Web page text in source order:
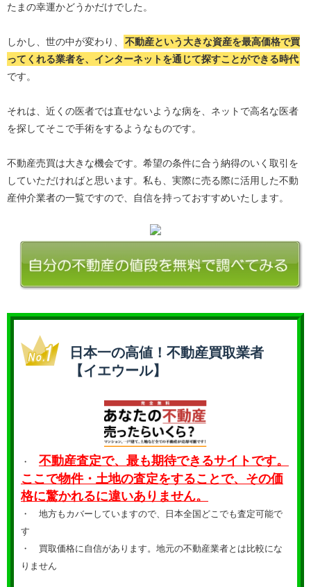
たまの幸運かどうかだけでした。
しかし、世の中が変わり、
不動産という大きな資産を最高価格で買
ってくれる業者を、インターネットを通じて探すことができる時代
です。
それは、近くの医者では直せないような病を、ネットで高名な医者
を探してそこで手術をするようなものです。
不動産売買は大きな機会です。希望の条件に合う納得のいく取引を
していただければと思います。私も、実際に売る際に活用した不動
産仲介業者の一覧ですので、自信を持っておすすめいたします。
日本一の高値！不動産買取業者
【イエウール】
・ 不動産査定で、最も期待できるサイトです。
ここで物件・土地の査定をすることで、その価
格に驚かれるに違いありません。
・ 地方もカバーしていますので、日本全国どこでも査定可能で
す
・ 買取価格に自信があります。地元の不動産業者とは比較にな
りません